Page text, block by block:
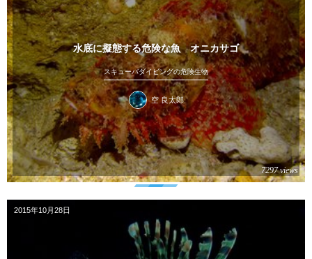
水底に擬態する危険な魚 オニカサゴ
スキューバダイビングの危険生物
空 良太郎
7297 views
2015年10月28日